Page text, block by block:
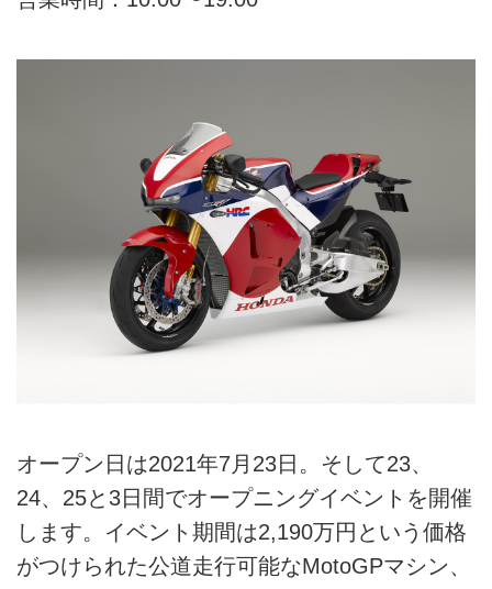
オープン日は2021年7月23日。そして23、
24、25と3日間でオープニングイベントを開催
します。イベント期間は2,190万円という価格
がつけられた公道走行可能なMotoGPマシン、